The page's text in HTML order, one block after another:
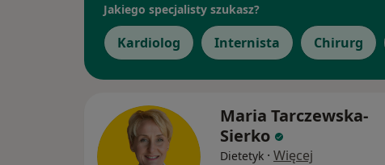
Jakiego specjalisty szukasz?
Kardiolog Internista Chirurg
Maria Tarczewska-
Sierko
Dietetyk · Więcej